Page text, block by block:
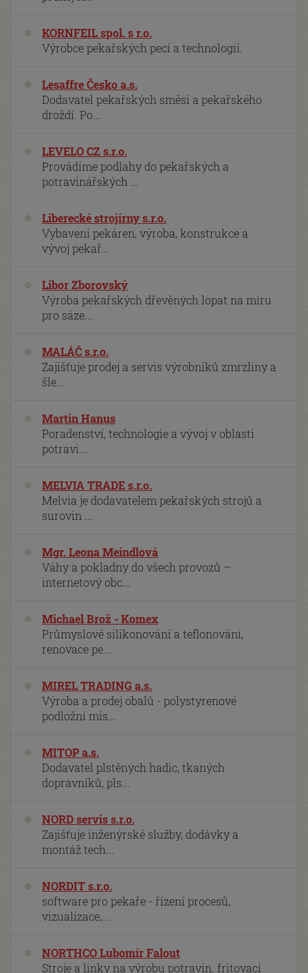
KORNFEIL spol. s r.o.
Výrobce pekařských pecí a technologií.
Lesaffre Česko a.s.
Dodavatel pekařských směsí a pekařského
droždí. Po...
LEVELO CZ s.r.o.
Provádíme podlahy do pekařských a
potravinářských ...
Liberecké strojírny s.r.o.
Vybavení pekáren, výroba, konstrukce a
vývoj pekař...
Libor Zborovský
Výroba pekařských dřevěných lopat na míru
pro sáze...
MALÁČ s.r.o.
Zajišťuje prodej a servis výrobníků zmrzliny a
šle...
Martin Hanus
Poradenství, technologie a vývoj v oblasti
potravi...
MELVIA TRADE s.r.o.
Melvia je dodavatelem pekařských strojů a
surovin ...
Mgr. Leona Meindlová
Váhy a pokladny do všech provozů –
internetový obc...
Michael Brož - Komex
Průmyslové silikonování a teflonování,
renovace pe...
MIREL TRADING a.s.
Výroba a prodej obalů - polystyrenové
podložní mis...
MITOP a.s.
Dodavatel plstěných hadic, tkaných
dopravníků, pls...
NORD servis s.r.o.
Zajišťuje inženýrské služby, dodávky a
montáž tech...
NORDIT s.r.o.
software pro pekaře - řízení procesů,
vizualizace,...
NORTHCO Lubomír Falout
Stroje a linky na výrobu potravin. fritovací